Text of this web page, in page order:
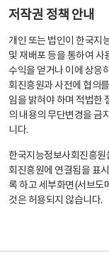
저작권 정책 안내
개인 또는 법인이 한국지
및 재배포 등을 통하여
수익을 얻거나 이에 상응
회진흥원과 사전에 협의
임을 밝혀야 하며 적법한
의 내용의 무단변경을 금
니다.
한국지능정보사회진흥원
회진흥원에 연결됨을 표
록 하고 세부화면(서브도
것은 허용되지 않습니다.